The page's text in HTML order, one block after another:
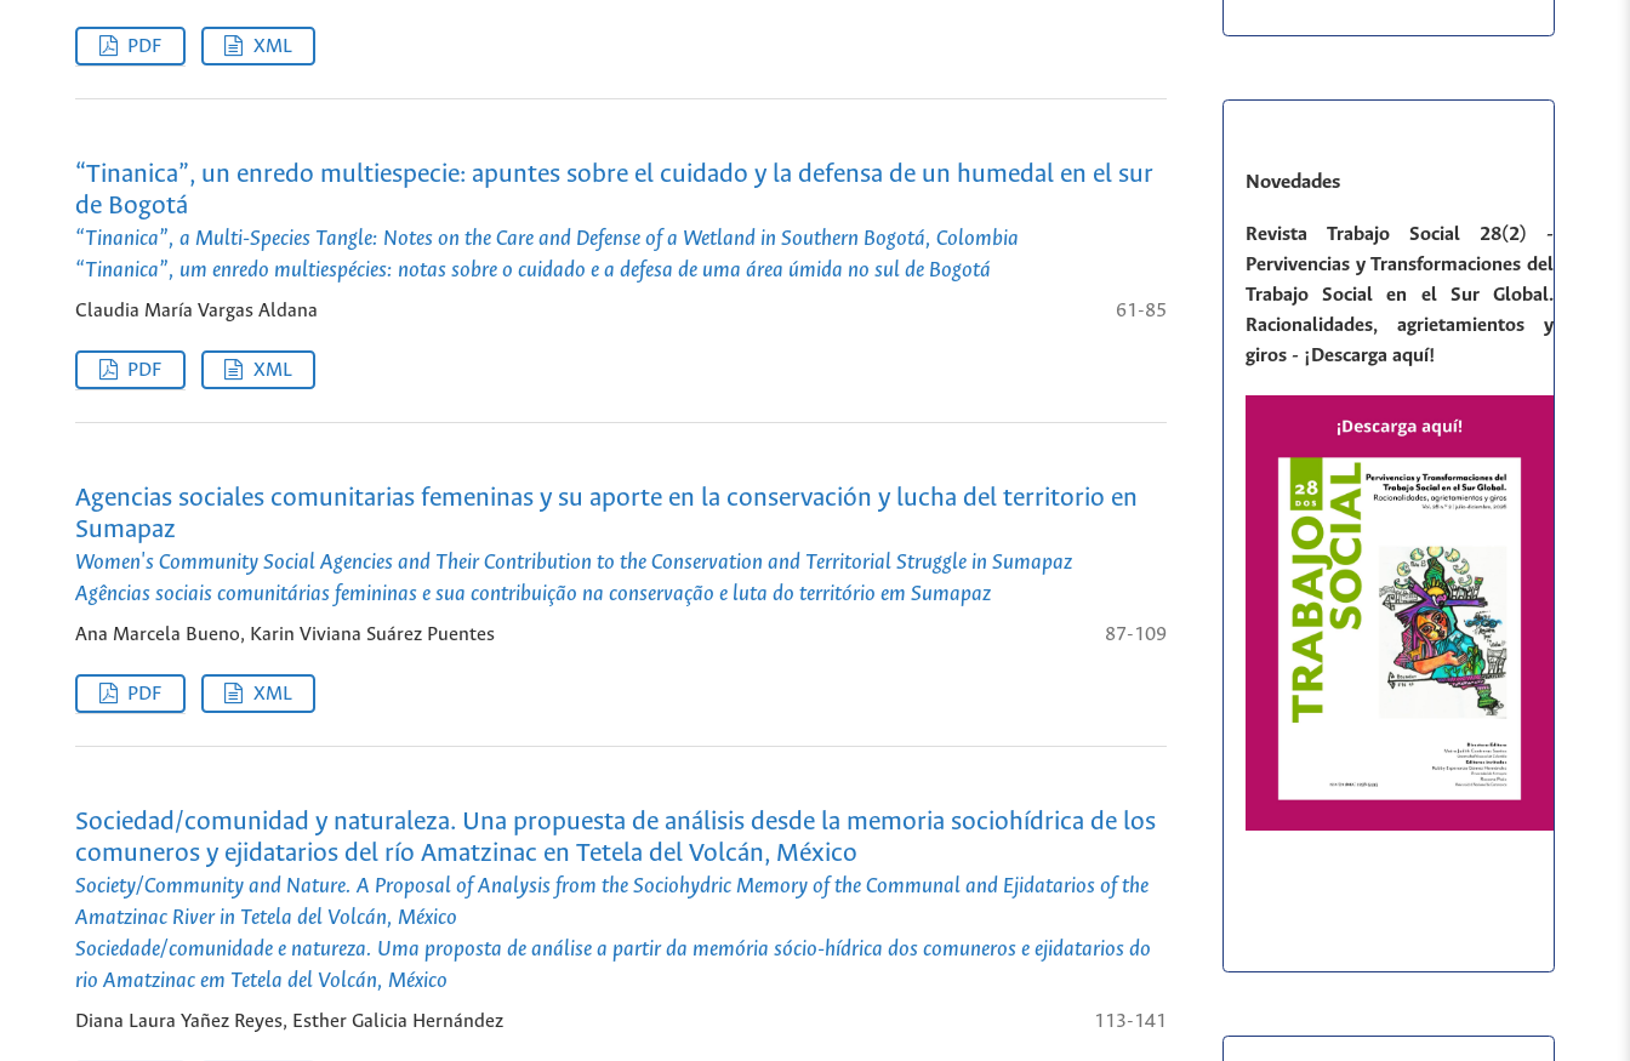
PDF XML
“Tinanica”, un enredo multiespecie: apuntes sobre el cuidado y la defensa de un humedal en el sur
de Bogotá
“Tinanica”, a Multi-Species Tangle: Notes on the Care and Defense of a Wetland in Southern Bogotá, Colombia
“Tinanica”, um enredo multiespécies: notas sobre o cuidado e a defesa de uma área úmida no sul de Bogotá
Claudia María Vargas Aldana 61-85
PDF XML
Agencias sociales comunitarias femeninas y su aporte en la conservación y lucha del territorio en
Sumapaz
Women's Community Social Agencies and Their Contribution to the Conservation and Territorial Struggle in Sumapaz
Agências sociais comunitárias femininas e sua contribuição na conservação e luta do território em Sumapaz
Ana Marcela Bueno, Karin Viviana Suárez Puentes 87-109
PDF XML
Sociedad/comunidad y naturaleza. Una propuesta de análisis desde la memoria sociohídrica de los
comuneros y ejidatarios del río Amatzinac en Tetela del Volcán, México
Society/Community and Nature. A Proposal of Analysis from the Sociohydric Memory of the Communal and Ejidatarios of the
Amatzinac River in Tetela del Volcán, México
Sociedade/comunidade e natureza. Uma proposta de análise a partir da memória sócio-hídrica dos comuneros e ejidatarios do
rio Amatzinac em Tetela del Volcán, México
Diana Laura Yañez Reyes, Esther Galicia Hernández 113-141
Novedades
Revista Trabajo Social 28(2) -
Pervivencias y Transformaciones del
Trabajo Social en el Sur Global.
Racionalidades, agrietamientos y
giros - ¡Descarga aquí!